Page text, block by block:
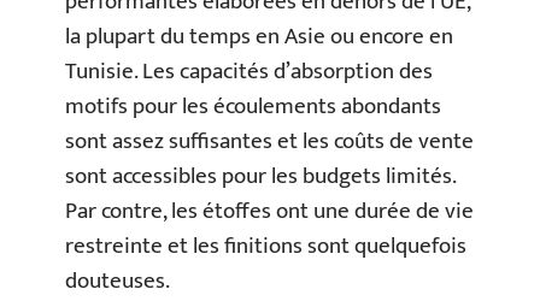
la plupart du temps en Asie ou encore en
Tunisie. Les capacités d’absorption des
motifs pour les écoulements abondants
sont assez suffisantes et les coûts de vente
sont accessibles pour les budgets limités.
Par contre, les étoffes ont une durée de vie
restreinte et les finitions sont quelquefois
douteuses.